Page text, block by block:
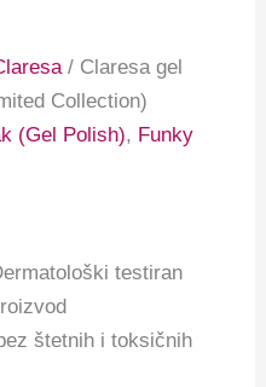
/ Claresa gel
Collection)
(Gel Polish), Funky
testiran
štetnih i toksičnih